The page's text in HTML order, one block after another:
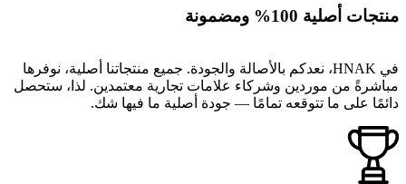
منتجات أصلية 100% ومضمونة
في HNAK، نعدكم بالأصالة والجودة. جميع منتجاتنا أصلية، نوفرها
مباشرةً من موردين وشركاء علامات تجارية معتمدين. لذا، ستحصل
دائمًا على ما تتوقعه تمامًا — جودة أصلية ما فيها شك.